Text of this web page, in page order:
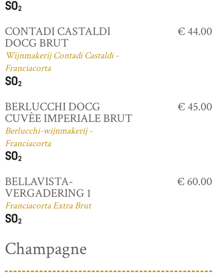
CONTADI CASTALDI
DOCG BRUT
Wijnmakerij Contadi Castaldi -
Franciacorta
€ 44.00
BERLUCCHI DOCG
CUVÈE IMPERIALE BRUT
Berlucchi-wijnmakerij -
Franciacorta
€ 45.00
BELLAVISTA-
VERGADERING 1
Franciacorta Extra Brut
€ 60.00
Champagne